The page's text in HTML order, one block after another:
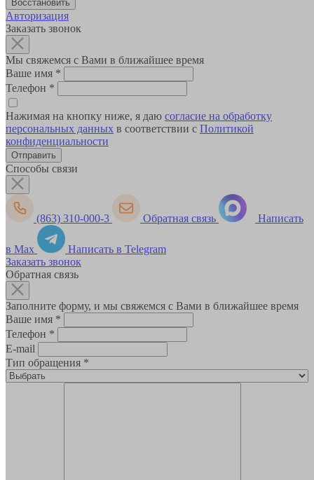
Авторизация
Заказать звонок
Мы свяжемся с Вами в ближайшее время
Ваше имя *
Телефон *
Нажимая на кнопку ниже, я даю согласие на обработку
персональных данных в соответствии с Политикой
конфиденциальности
Способы связи
(863) 310-000-3 Обратная связь Написать
в Max
Написать в Telegram
Заказать звонок
Обратная связь
Заполните форму, и мы свяжемся с Вами в ближайшее время
Ваше имя *
Телефон *
E-mail
Тип обращения *